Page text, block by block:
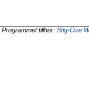
, Programmet tillhör:Stig-Ove